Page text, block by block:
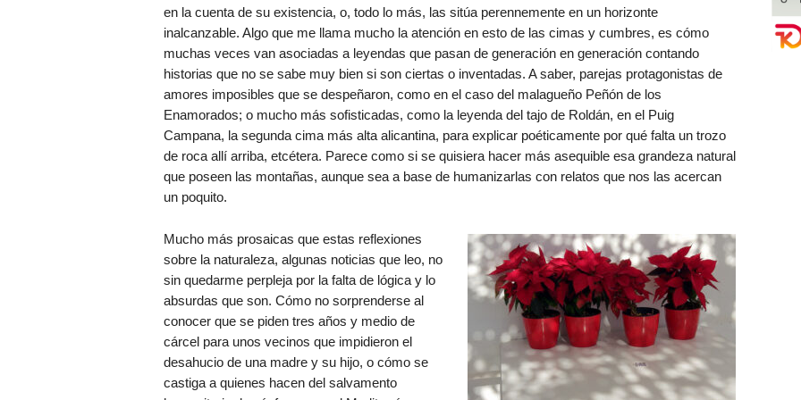
en la cuenta de su existencia, o, todo lo más, las sitúa perennemente en un horizonte
inalcanzable. Algo que me llama mucho la atención en esto de las cimas y cumbres, es cómo
muchas veces van asociadas a leyendas que pasan de generación en generación contando
historias que no se sabe muy bien si son ciertas o inventadas. A saber, parejas protagonistas de
amores imposibles que se despeñaron, como en el caso del malagueño Peñón de los
Enamorados; o mucho más sofisticadas, como la leyenda del tajo de Roldán, en el Puig
Campana, la segunda cima más alta alicantina, para explicar poéticamente por qué falta un trozo
de roca allí arriba, etcétera. Parece como si se quisiera hacer más asequible esa grandeza natural
que poseen las montañas, aunque sea a base de humanizarlas con relatos que nos las acercan
un poquito.
Mucho más prosaicas que estas reflexiones
sobre la naturaleza, algunas noticias que leo, no
sin quedarme perpleja por la falta de lógica y lo
absurdas que son. Cómo no sorprenderse al
conocer que se piden tres años y medio de
cárcel para unos vecinos que impidieron el
desahucio de una madre y su hijo, o cómo se
castiga a quienes hacen del salvamento